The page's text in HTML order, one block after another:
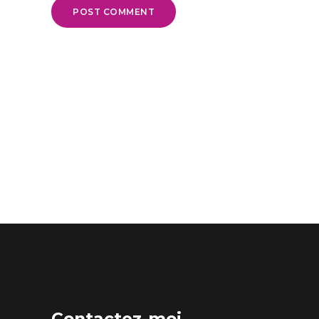
POST COMMENT